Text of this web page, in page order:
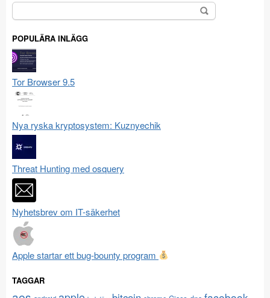
Sök
efter:
POPULÄRA INLÄGG
Tor Browser 9.5
Nya ryska kryptosystem: Kuznyechik
Threat Hunting med osquery
Nyhetsbrev om IT-säkerhet
Apple startar ett bug-bounty program
TAGGAR